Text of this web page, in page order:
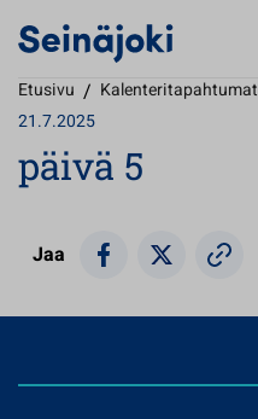
Etusivu / Kalenteritapahtumat
21.7.2025
päivä 5
Jaa